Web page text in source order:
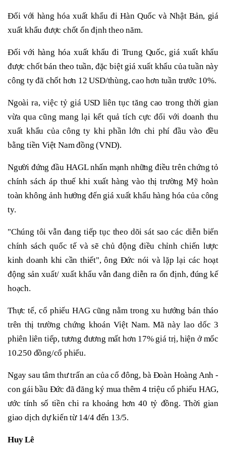
Đối với hàng hóa xuất khẩu đi Hàn Quốc và Nhật Bản, giá
xuất khẩu được chốt ổn định theo năm.
Đối với hàng hóa xuất khẩu đi Trung Quốc, giá xuất khẩu
được chốt bán theo tuần, đặc biệt giá xuất khẩu của tuần này
công ty đã chốt hơn 12 USD/thùng, cao hơn tuần trước 10%.
Ngoài ra, việc tỷ giá USD liên tục tăng cao trong thời gian
vừa qua cũng mang lại kết quả tích cực đối với doanh thu
xuất khẩu của công ty khi phần lớn chi phí đầu vào đều
bằng tiền Việt Nam đồng (VND).
Người đứng đầu HAGL nhấn mạnh những điều trên chứng tỏ
chính sách áp thuế khi xuất hàng vào thị trường Mỹ hoàn
toàn không ảnh hưởng đến giá xuất khẩu hàng hóa của công
ty.
"Chúng tôi vẫn đang tiếp tục theo dõi sát sao các diễn biến
chính sách quốc tế và sẽ chủ động điều chỉnh chiến lược
kinh doanh khi cần thiết", ông Đức nói và lặp lại các hoạt
động sản xuất/ xuất khẩu vẫn đang diễn ra ổn định, đúng kế
hoạch.
Thực tế, cổ phiếu HAG cũng nằm trong xu hướng bán tháo
trên thị trường chứng khoán Việt Nam. Mã này lao dốc 3
phiên liên tiếp, tương đương mất hơn 17% giá trị, hiện ở mốc
10.250 đồng/cổ phiếu.
Ngay sau tâm thư trấn an của cổ đông, bà Đoàn Hoàng Anh -
con gái bầu Đức đã đăng ký mua thêm 4 triệu cổ phiếu HAG,
ước tính số tiền chi ra khoảng hơn 40 tỷ đồng. Thời gian
giao dịch dự kiến từ 14/4 đến 13/5.
Huy Lê